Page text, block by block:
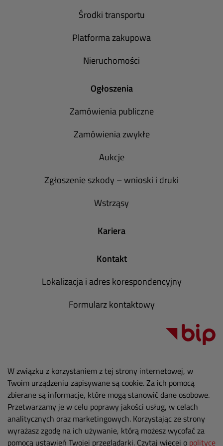
Środki transportu
Platforma zakupowa
Nieruchomości
Ogłoszenia
Zamówienia publiczne
Zamówienia zwykłe
Aukcje
Zgłoszenie szkody – wnioski i druki
Wstrząsy
Kariera
Kontakt
Lokalizacja i adres korespondencyjny
Formularz kontaktowy
W związku z korzystaniem z tej strony internetowej, w
Twoim urządzeniu zapisywane są cookie. Za ich pomocą
zbierane są informacje, które mogą stanowić dane osobowe.
Przetwarzamy je w celu poprawy jakości usług, w celach
analitycznych oraz marketingowych. Korzystając ze strony
wyrażasz zgodę na ich używanie, którą możesz wycofać za
pomocą ustawień Twojej przeglądarki. Czytaj więcej o polityce